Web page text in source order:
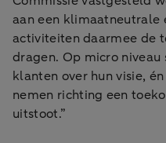
aan een klimaatneutrale
activiteiten daarmee de
dragen. Op micro niveau
klanten over hun visie,
nemen richting een
uitstoot.”